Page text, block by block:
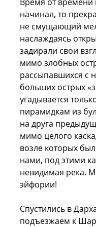
начинал, то
не смущающий
наслаждаясь
задирали свои
мимо злобных
рассыпавшихся с
больших острых
угадывается
пирамидкам из
на друга
мимо целого
возле которых
нами, под этими
невидимая река.
эйфории!
Спустились в
подъезжаем к